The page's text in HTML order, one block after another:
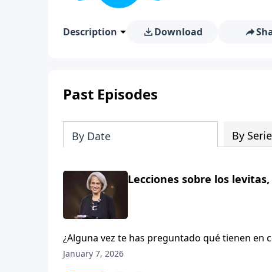
Description Download
Past Episodes
By Date By
Lecciones sobre los levitas,
¿Alguna vez te has preguntado qué tienen en
¡Te sorprendería saber cuánto! A través del
January 7, 2026